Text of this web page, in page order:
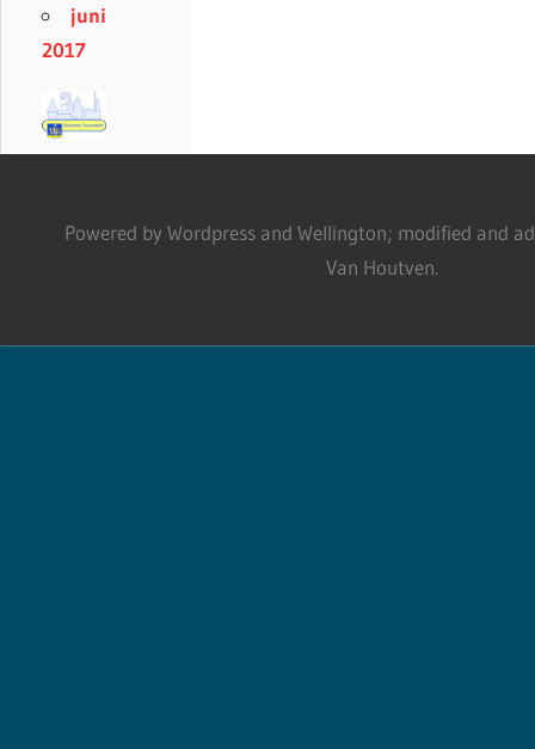
juni
2017
Powered by Wordpress and Wellington; modified and
Van Houtven.